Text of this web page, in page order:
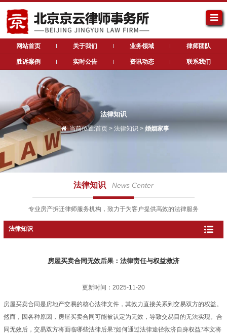
网站首页 关于我们 业务领域 律师团队
胜诉案例 实时公告 资讯动态 联系我们
法律知识
当前位置:首页> 法律知识 > 婚姻家事
法律知识 News Center
专业房产拆迁律师服务机构，致力于为客户提供高效的法律服务
法律知识
房屋买卖合同无效后果：法律责任与权益救济
更新时间：2025-11-20
房屋买卖合同是房地产交易的核心法律文件，其效力直接关系到交易双方的权益。
然而，因各种原因，房屋买卖合同可能被认定为无效，导致交易目的无法实现。合
同无效后，交易双方将面临哪些法律后果?如何通过法律途径救济自身权益?本文将